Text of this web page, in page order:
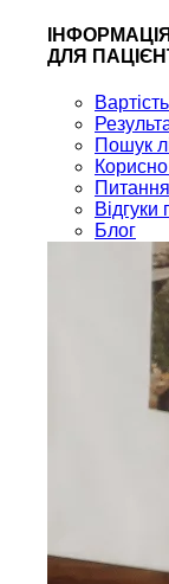
ІНФОРМАЦІЯ
ДЛЯ
Пошук
Питання
Відгуки
Блог